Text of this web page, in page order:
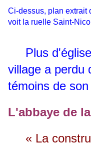
Ci-dessus, plan extrait
voit la ruelle Saint-
Plus
village a perdu
témoins de
L'abbaye de
« La